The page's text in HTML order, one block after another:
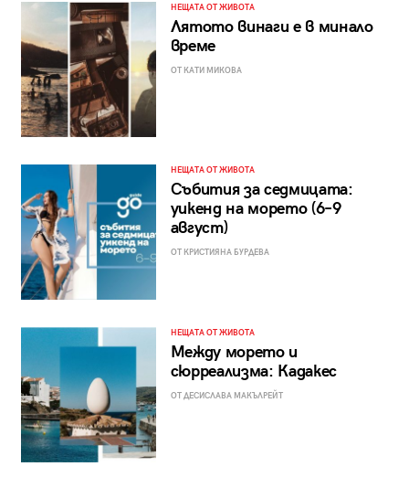
НЕЩАТА ОТ ЖИВОТА
Лятото винаги е в минало
време
ОТ КАТИ МИКОВА
НЕЩАТА ОТ ЖИВОТА
Събития за седмицата:
уикенд на морето (6–9
август)
ОТ КРИСТИЯНА БУРДЕВА
НЕЩАТА ОТ ЖИВОТА
Между морето и
сюрреализма: Кадакес
ОТ ДЕСИСЛАВА МАКЪЛРЕЙТ